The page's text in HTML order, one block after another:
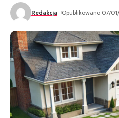
Redakcja Opublikowano 07/